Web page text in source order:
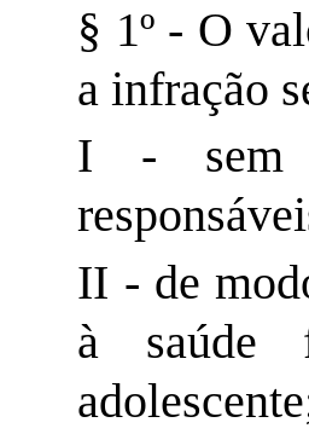
§ 1º - O
a infração
I - sem
II - de
à saúde